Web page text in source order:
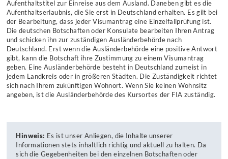
Aufenthaltstitel zur Einreise aus dem Ausland. Daneben gibt es die
Aufenthaltserlaubnis, die Sie erst in Deutschland erhalten. Es gilt bei
der Bearbeitung, dass jeder Visumantrag eine Einzelfallprüfung ist.
Die deutschen Botschaften oder Konsulate bearbeiten Ihren Antrag
und schicken ihn zur zuständigen Ausländerbehörde nach
Deutschland. Erst wenn die Ausländerbehörde eine positive Antwort
gibt, kann die Botschaft ihre Zustimmung zu einem Visumantrag
geben. Eine Ausländerbehörde besteht in Deutschland zumeist in
jedem Landkreis oder in größeren Städten. Die Zuständigkeit richtet
sich nach Ihrem zukünftigen Wohnort. Wenn Sie keinen Wohnsitz
angeben, ist die Ausländerbehörde des Kursortes der FIA zuständig.
Hinweis: Es ist unser Anliegen, die Inhalte unserer
Informationen stets inhaltlich richtig und aktuell zu halten. Da
sich die Gegebenheiten bei den einzelnen Botschaften oder